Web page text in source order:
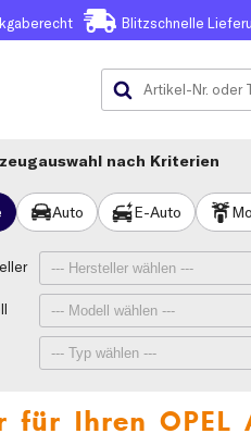
Blitzschnelle
nach Kriterien
Auto E-Auto
für Ihren OPEL